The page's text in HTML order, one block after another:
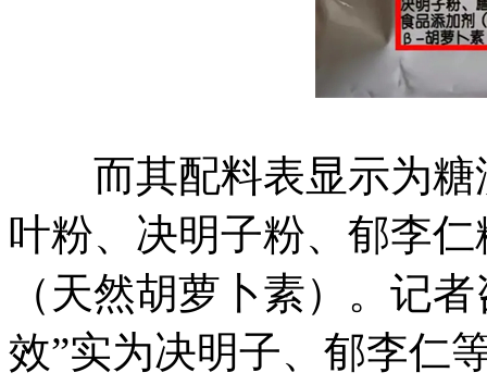
而其配料表显示为糖
叶粉、决明子粉、郁李
（天然胡萝卜素）。记
效”实为决明子、郁李仁